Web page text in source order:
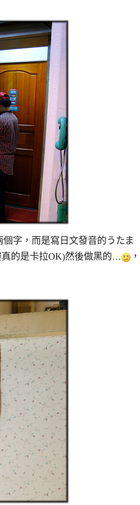
字，而是寫日文發音的うたま
的是卡拉OK)然後做黑的…
，